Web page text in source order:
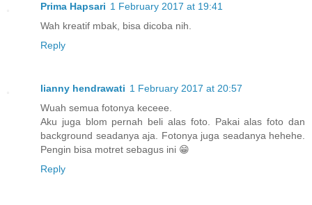
Prima Hapsari 1 February 2017 at 19:41
Wah kreatif mbak, bisa dicoba nih.
Reply
lianny hendrawati 1 February 2017 at 20:57
Wuah semua fotonya keceee.
Aku juga blom pernah beli alas foto. Pakai alas foto dan
background seadanya aja. Fotonya juga seadanya hehehe.
Pengin bisa motret sebagus ini 😁
Reply